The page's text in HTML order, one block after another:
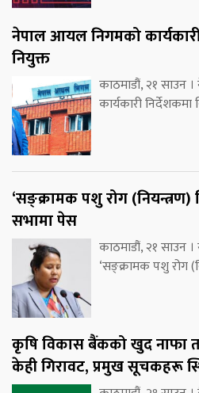
नेपाल आयल निगमको कार्यकारी
नियुक्त
काठमाडौं, २१ साउन
कार्यकारी
‘सङ्क्रामक पशु रोग (नियन्त्रण)
सभामा पेस
काठमाडौं, २१ साउन ।
‘सङ्क्रामक पशु रोग
कृषि विकास बैंकको खुद नाफा
केही गिरावट, प्रमुख सूचकहरू